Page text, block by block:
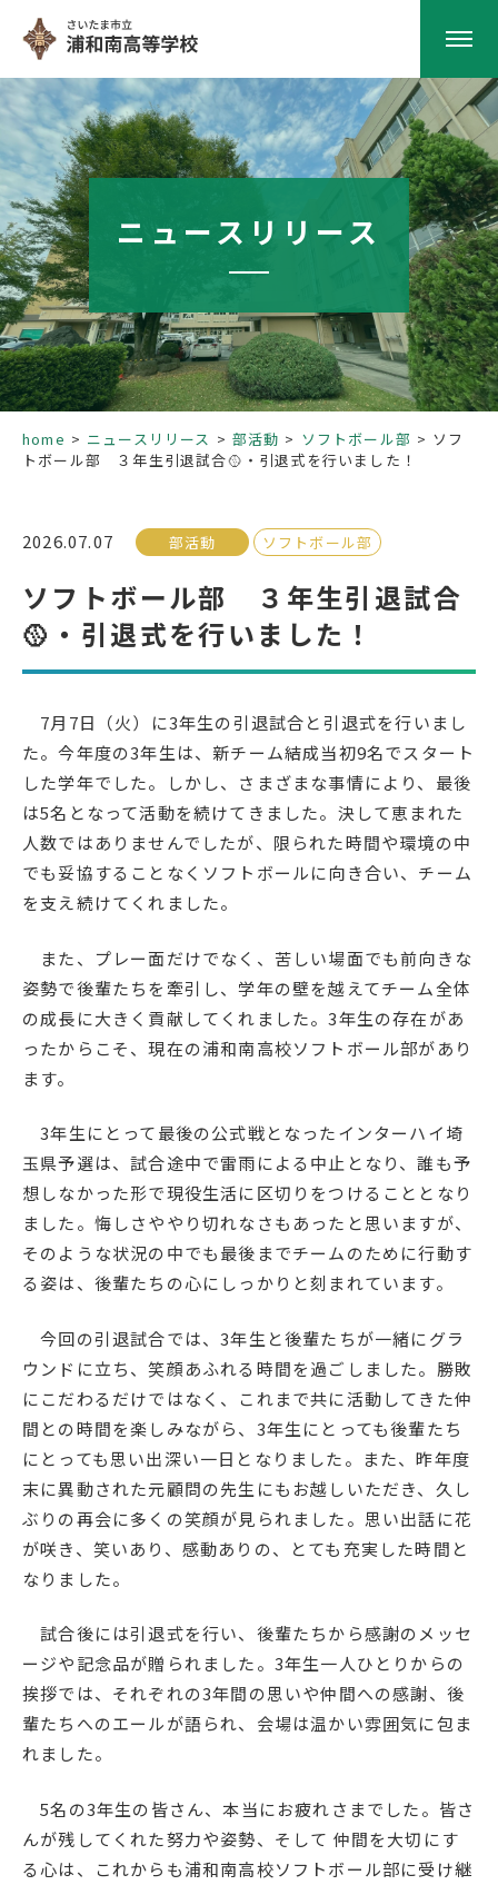
HOME
学校紹介
南高の教育
学校生活
部活動
受検生の方へ
年間スケジュール
学校パンフレット
教科ガイド
校長室より
保健室より
図書室より
事務室より
在校生の皆さんへ
保護者の方へ
本校のPTA活動
地域の皆様へ
同窓会
教育関係者の方へ
アクセス
お問い合わせ
English
プライバシーポリシー
ニュースリリース
home ニュースリリース 部活動 ソフトボール部
ソフ
トボール部 ３年生引退試合🥎・引退式を行いました！
2026.07.07 部活動 ソフトボール部
ソフトボール部 ３年生引退試合
🥎・引退式を行いました！
7月7日（火）に3年生の引退試合と引退式を行いまし
た。今年度の3年生は、新チーム結成当初9名でスタート
した学年でした。しかし、さまざまな事情により、最後
は5名となって活動を続けてきました。決して恵まれた
人数ではありませんでしたが、限られた時間や環境の中
でも妥協することなくソフトボールに向き合い、チーム
を支え続けてくれました。
また、プレー面だけでなく、苦しい場面でも前向きな
姿勢で後輩たちを牽引し、学年の壁を越えてチーム全体
の成長に大きく貢献してくれました。3年生の存在があ
ったからこそ、現在の浦和南高校ソフトボール部があり
ます。
3年生にとって最後の公式戦となったインターハイ埼
玉県予選は、試合途中で雷雨による中止となり、誰も予
想しなかった形で現役生活に区切りをつけることとなり
ました。悔しさややり切れなさもあったと思いますが、
そのような状況の中でも最後までチームのために行動す
る姿は、後輩たちの心にしっかりと刻まれています。
今回の引退試合では、3年生と後輩たちが一緒にグラ
ウンドに立ち、笑顔あふれる時間を過ごしました。勝敗
にこだわるだけではなく、これまで共に活動してきた仲
間との時間を楽しみながら、3年生にとっても後輩たち
にとっても思い出深い一日となりました。また、昨年度
末に異動された元顧問の先生にもお越しいただき、久し
ぶりの再会に多くの笑顔が見られました。思い出話に花
が咲き、笑いあり、感動ありの、とても充実した時間と
なりました。
試合後には引退式を行い、後輩たちから感謝のメッセ
ージや記念品が贈られました。3年生一人ひとりからの
挨拶では、それぞれの3年間の思いや仲間への感謝、後
輩たちへのエールが語られ、会場は温かい雰囲気に包ま
れました。
5名の3年生の皆さん、本当にお疲れさまでした。皆さ
んが残してくれた努力や姿勢、そして 仲間を大切にす
る心は、これからも浦和南高校ソフトボール部に受け継